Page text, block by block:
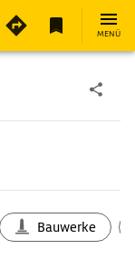
MENÜ
Bauwerke